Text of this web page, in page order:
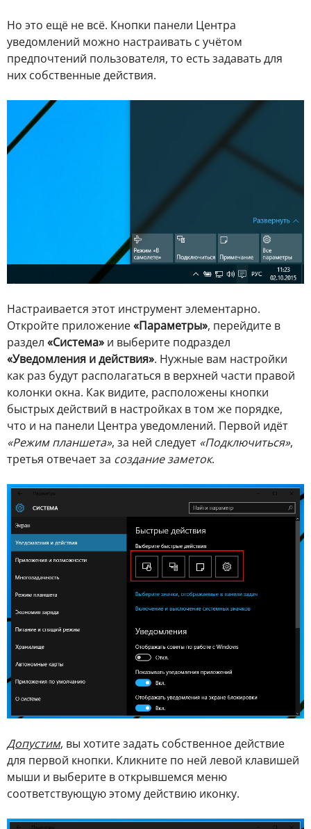
Но это ещё не всё. Кнопки панели Центра
уведомлений можно настраивать с учётом
предпочтений пользователя, то есть задавать для
них собственные действия.
Настраивается этот инструмент элементарно.
Откройте приложение«Параметры», перейдите в
раздел «Система» и выберите подраздел
«Уведомления и действия». Нужные вам настройки
как раз будут располагаться в верхней части правой
колонки окна. Как видите, расположены кнопки
быстрых действий в настройках в том же порядке,
что и на панели Центра уведомлений. Первой идёт
«Режим планшета», за ней следует «Подключиться»,
третья отвечает за создание заметок.
Допустим, вы хотите задать собственное действие
для первой кнопки. Кликните по ней левой клавишей
мыши и выберите в открывшемся меню
соответствующую этому действию иконку.